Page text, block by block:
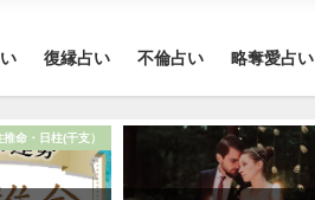
復縁占い 不倫占い 略奪愛占い
推命・日柱(干支）